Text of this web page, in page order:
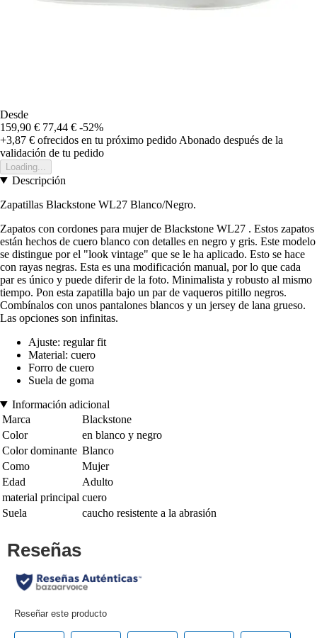
Desde
159,90 € 77,44 € -52%
+3,87 € ofrecidos en tu próximo pedido Abonado después de la
validación de tu pedido
Loading...
Descripción
Zapatillas Blackstone WL27 Blanco/Negro.
Zapatos con cordones para mujer de Blackstone WL27 . Estos zapatos
están hechos de cuero blanco con detalles en negro y gris. Este modelo
se distingue por el "look vintage" que se le ha aplicado. Esto se hace
con rayas negras. Esta es una modificación manual, por lo que cada
par es único y puede diferir de la foto. Minimalista y robusto al mismo
tiempo. Pon esta zapatilla bajo un par de vaqueros pitillo negros.
Combínalos con unos pantalones blancos y un jersey de lana grueso.
Las opciones son infinitas.
Ajuste: regular fit
Material: cuero
Forro de cuero
Suela de goma
Información adicional
Marca
Blackstone
Color
en blanco y negro
Color dominante Blanco
Como
Mujer
Edad
Adulto
material principal cuero
Suela
caucho resistente a la abrasión